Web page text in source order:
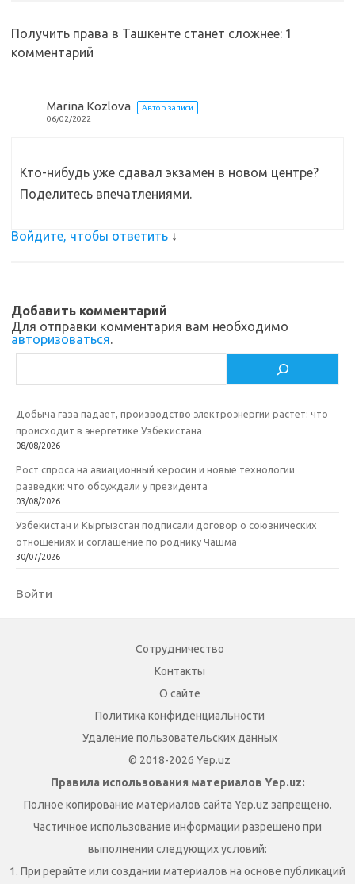
ik
i
т
Получить права в Ташкенте станет сложнее: 1
комментарий
Marina Kozlova
Автор записи
06/02/2022
Кто-нибудь уже сдавал экзамен в новом центре?
Поделитесь впечатлениями.
Войдите, чтобы ответить ↓
Добавить комментарий
Для отправки комментария вам необходимо
авторизоваться.
Добыча газа падает, производство электроэнергии растет: что
происходит в энергетике Узбекистана
08/08/2026
Рост спроса на авиационный керосин и новые технологии
разведки: что обсуждали у президента
03/08/2026
Узбекистан и Кыргызстан подписали договор о союзнических
отношениях и соглашение по роднику Чашма
30/07/2026
Войти
Сотрудничество
Контакты
О сайте
Политика конфиденциальности
Удаление пользовательских данных
© 2018-2026 Yep.uz
Правила использования материалов Yep.uz:
Полное копирование материалов сайта Yep.uz запрещено.
Частичное использование информации разрешено при
выполнении следующих условий:
1. При рерайте или создании материалов на основе публикаций